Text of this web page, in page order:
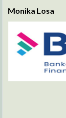
Monika Losa